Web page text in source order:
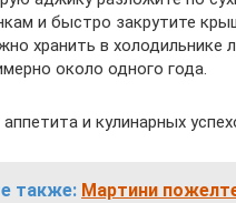
и быстро закрутите
хранить в холодильнике
около одного года.
и кулинарных
также: Мартини